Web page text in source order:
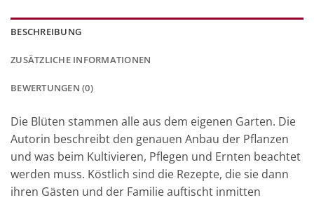
BESCHREIBUNG
ZUSÄTZLICHE INFORMATIONEN
BEWERTUNGEN (0)
Die Blüten stammen alle aus dem eigenen Garten. Die
Autorin beschreibt den genauen Anbau der Pflanzen
und was beim Kultivieren, Pflegen und Ernten beachtet
werden muss. Köstlich sind die Rezepte, die sie dann
ihren Gästen und der Familie auftischt inmitten